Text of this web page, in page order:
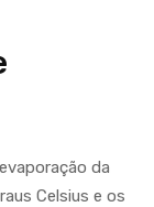
da
Celsius e os